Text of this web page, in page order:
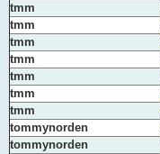
tmm
tmm
tmm
tmm
tmm
tmm
tmm
tommynorden
tommynorden